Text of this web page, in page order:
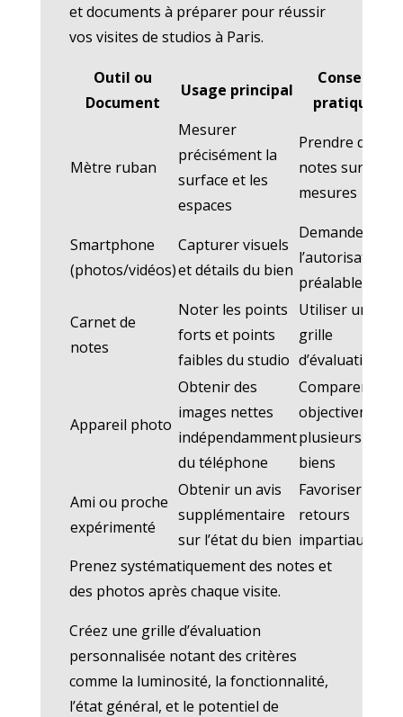
et documents à préparer pour réussir
vos visites de studios à Paris.
Outil ou
Document
Usage principal
Conseils
pratiques
Mètre ruban
Mesurer
précisément la
surface et les
espaces
Prendre des
notes sur les
mesures
Smartphone
(photos/vidéos)
Capturer visuels
et détails du bien
Demander
l’autorisation
préalablement
Carnet de
notes
Noter les points
forts et points
faibles du studio
Utiliser une
grille
d’évaluation
Appareil photo
Obtenir des
images nettes
indépendamment
du téléphone
Comparer
objectivement
plusieurs
biens
Ami ou proche
expérimenté
Obtenir un avis
supplémentaire
sur l’état du bien
Favoriser les
retours
impartiaux
Prenez systématiquement des notes et
des photos après chaque visite.
Créez une grille d’évaluation
personnalisée notant des critères
comme la luminosité, la fonctionnalité,
l’état général, et le potentiel de